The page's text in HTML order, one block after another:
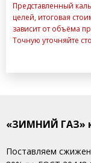
Представленный
целей, итоговая
зависит от объёма
Точную уточняйте
«ЗИМНИЙ ГАЗ»
Поставляем